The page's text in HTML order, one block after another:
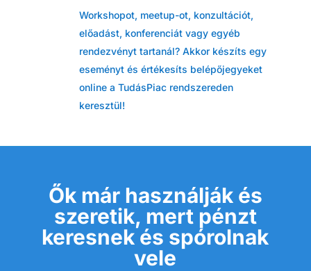
Workshopot, meetup-ot, konzultációt,
előadást, konferenciát vagy egyéb
rendezvényt tartanál? Akkor készíts egy
eseményt és értékesíts belépőjegyeket
online a TudásPiac rendszereden
keresztül!
Ők már használják és
szeretik, mert pénzt
keresnek és spórolnak
vele